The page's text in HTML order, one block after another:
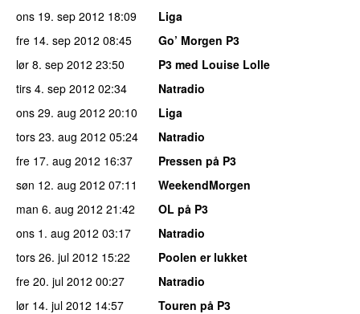
ons 19. sep 2012 18:09
Liga
fre 14. sep 2012 08:45
Go’ Morgen P3
lør 8. sep 2012 23:50
P3 med Louise Lolle
tirs 4. sep 2012 02:34
Natradio
ons 29. aug 2012 20:10
Liga
tors 23. aug 2012 05:24
Natradio
fre 17. aug 2012 16:37
Pressen på P3
søn 12. aug 2012 07:11
WeekendMorgen
man 6. aug 2012 21:42
OL på P3
ons 1. aug 2012 03:17
Natradio
tors 26. jul 2012 15:22
Poolen er lukket
fre 20. jul 2012 00:27
Natradio
lør 14. jul 2012 14:57
Touren på P3